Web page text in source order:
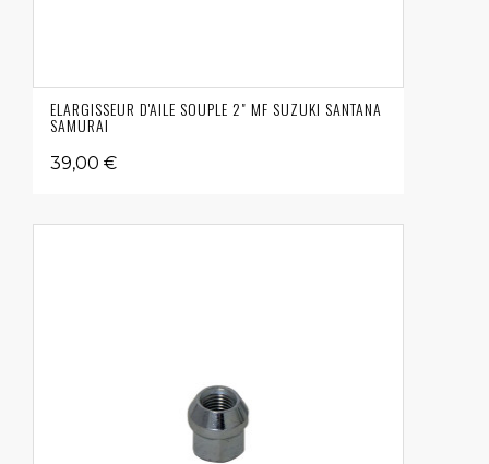
ELARGISSEUR D'AILE SOUPLE 2" MF SUZUKI SANTANA
SAMURAI
39,00 €